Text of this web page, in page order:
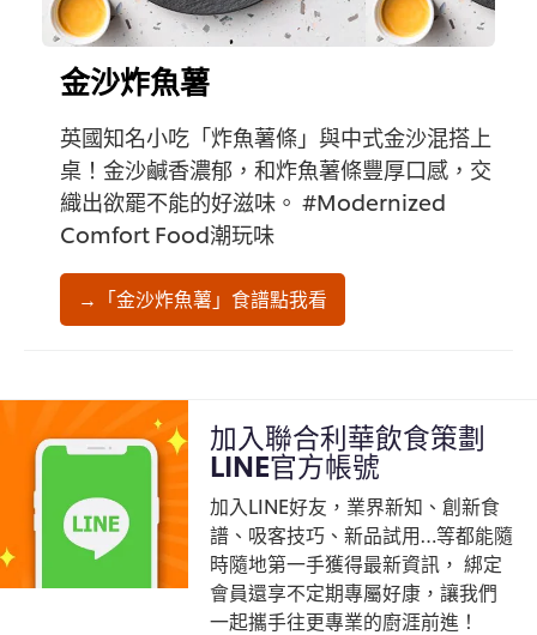
金沙炸魚薯
英國知名小吃「炸魚薯條」與中式金沙混搭上
桌！金沙鹹香濃郁，和炸魚薯條豐厚口感，交
織出欲罷不能的好滋味。 #Modernized
Comfort Food潮玩味
→「金沙炸魚薯」食譜點我看
加入聯合利華飲食策劃
LINE官方帳號
加入LINE好友，業界新知、創新食
譜、吸客技巧、新品試用…等都能隨
時隨地第一手獲得最新資訊， 綁定
會員還享不定期專屬好康，讓我們
一起攜手往更專業的廚涯前進！